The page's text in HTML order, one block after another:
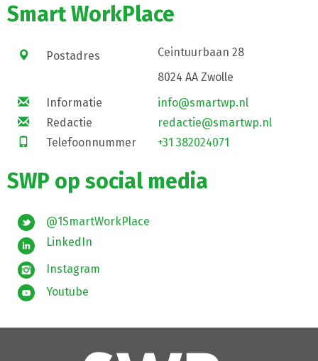
Smart WorkPlace
Postadres
Ceintuurbaan 28
8024 AA Zwolle
Informatie
info@smartwp.nl
Redactie
redactie@smartwp.nl
Telefoonnummer
+31 382024071
SWP op social media
@1SmartWorkPlace
LinkedIn
Instagram
Youtube